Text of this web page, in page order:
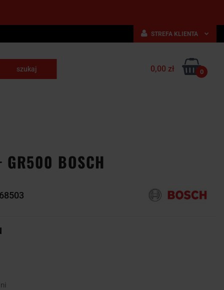
STREFA KLIENTA
Zaloguj się
Zarejestruj się
0,00 zł 0
GR500 BOSCH